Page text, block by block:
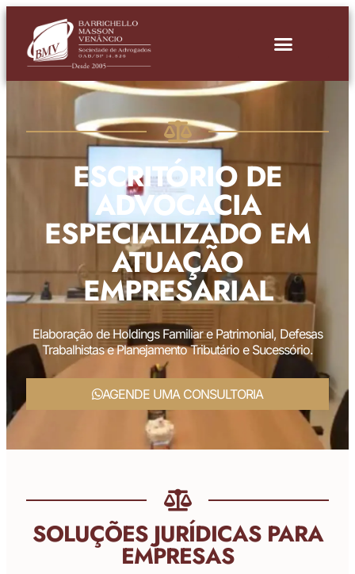
ESCRITÓRIO DE
ADVOCACIA
ESPECIALIZADO EM
ATUAÇÃO
EMPRESARIAL
Elaboração de Holdings Familiar e Patrimonial, Defesas
Trabalhistas e Planejamento Tributário e Sucessório.
AGENDE UMA CONSULTORIA
SOLUÇÕES JURÍDICAS PARA
EMPRESAS